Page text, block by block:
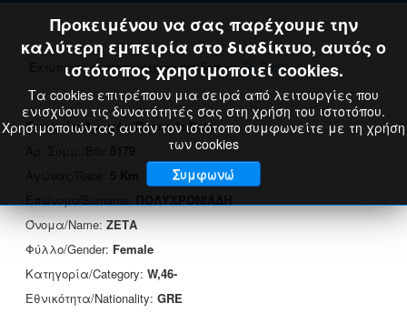
Εκτύπωση πιστοποιητικού επίδοσης: Print
Στοιχεία Δρομέα/Runner's Data
Όνομα/Name:ΖΕΤΑ
Φύλλο/Gender: Female
Κατηγορία/Category: W,46-
Εθνικότητα/Nationality: GRE
Προκειμένου να σας παρέχουμε την
καλύτερη εμπειρία στο διαδίκτυο, αυτός ο
ιστότοπος χρησιμοποιεί cookies.
Τα cookies επιτρέπουν μια σειρά από λειτουργίες που
ενισχύουν τις δυνατότητές σας στη χρήση του ιστοτόπου.
Χρησιμοποιώντας αυτόν τον ιστότοπο συμφωνείτε με τη χρήση
των cookies
Συμφωνώ